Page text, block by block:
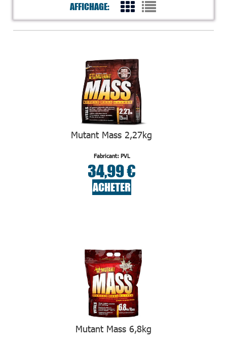
AFFICHAGE:
Mutant Mass 2,27kg
Fabricant: PVL
34,99 €
ACHETER
Mutant Mass 6,8kg